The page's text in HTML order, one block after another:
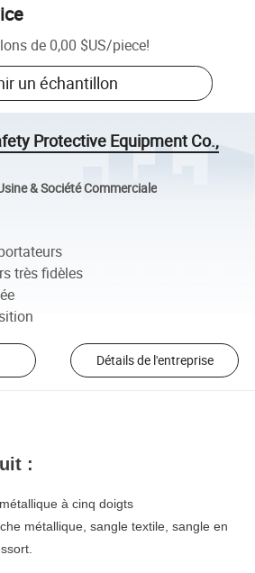
de 0,00 $US/piece!
un échantillon
Protective Equipment Co.,
& Société Commerciale
très fidèles
Détails de l'entreprise
:
à cinq doigts
métallique, sangle textile, sangle en